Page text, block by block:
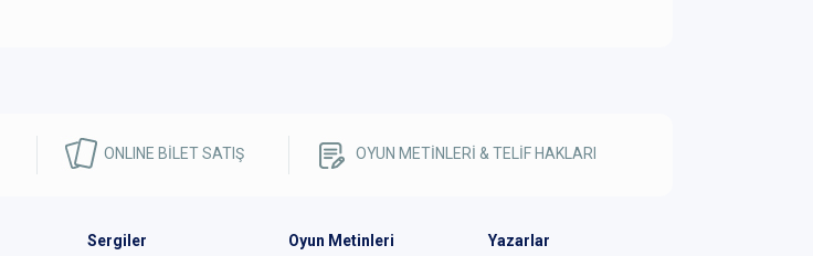
ONLINE BİLET SATIŞ OYUN METİNLERİ & TELİF HAKLARI
Sergiler Oyun Metinleri Yazarlar